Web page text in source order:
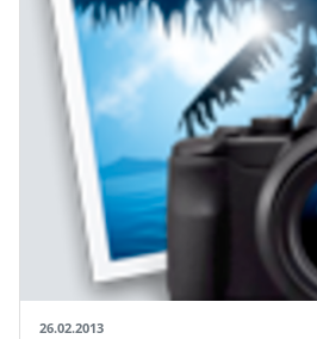
26.02.2013